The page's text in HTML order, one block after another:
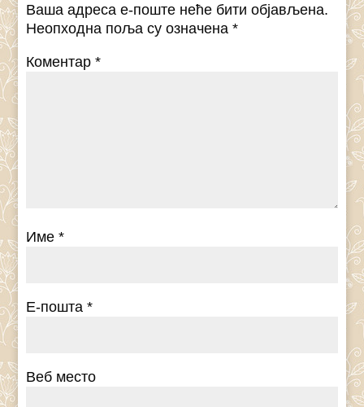
Ваша адреса е-поште неће бити објављена.
Неопходна поља су означена*
Коментар*
Име*
Е-пошта*
Веб место